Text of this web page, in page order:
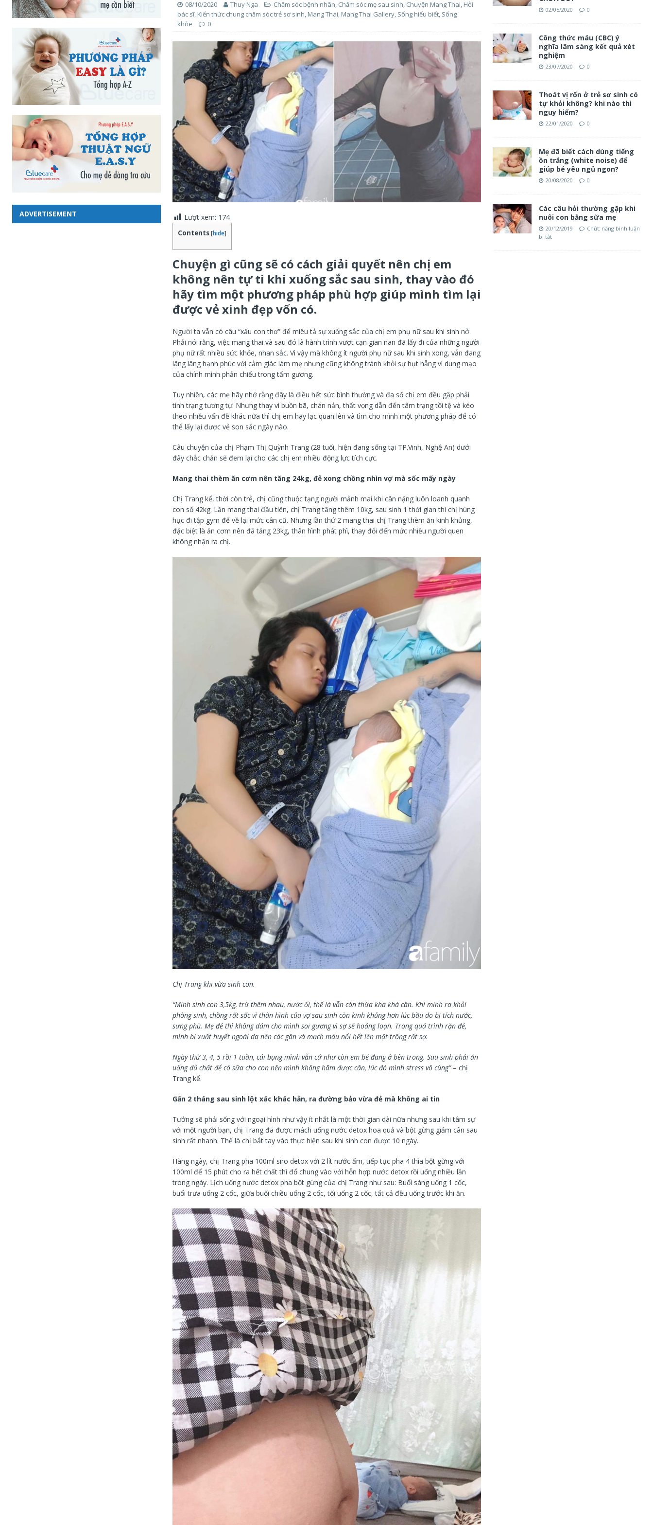
08/10/2020 Thuy Nga Chăm sóc bệnh nhân, Chăm sóc mẹ sau sinh, Chuyện Mang Thai, Hỏi
bác sĩ, Kiến thức chung chăm sóc trẻ sơ sinh, Mang Thai, Mang Thai Gallery, Sống hiểu biết, Sống
khỏe
0
Lượt xem: 174
Contents [hide]
Chuyện gì cũng sẽ có cách giải quyết nên chị em
không nên tự ti khi xuống sắc sau sinh, thay vào đó
hãy tìm một phương pháp phù hợp giúp mình tìm lại
được vẻ xinh đẹp vốn có.
Người ta vẫn có câu “xấu con thơ” để miêu tả sự xuống sắc của chị em phụ nữ sau khi sinh nở.
Phải nói rằng, việc mang thai và sau đó là hành trình vượt cạn gian nan đã lấy đi của những người
phụ nữ rất nhiều sức khỏe, nhan sắc. Vì vậy mà không ít người phụ nữ sau khi sinh xong, vẫn đang
lâng lâng hạnh phúc với cảm giác làm mẹ nhưng cũng không tránh khỏi sự hụt hẫng vì dung mạo
của chính mình phản chiếu trong tấm gương.
Tuy nhiên, các mẹ hãy nhớ rằng đây là điều hết sức bình thường và đa số chị em đều gặp phải
tình trạng tương tự. Nhưng thay vì buồn bã, chán nản, thất vọng dẫn đến tâm trạng tồi tệ và kéo
theo nhiều vấn đề khác nữa thì chị em hãy lạc quan lên và tìm cho mình một phương pháp để có
thể lấy lại được vẻ son sắc ngày nào.
Câu chuyện của chị Phạm Thị Quỳnh Trang (28 tuổi, hiện đang sống tại TP.Vinh, Nghệ An) dưới
đây chắc chắn sẽ đem lại cho các chị em nhiều động lực tích cực.
Mang thai thèm ăn cơm nên tăng 24kg, đẻ xong chồng nhìn vợ mà sốc mấy ngày
Chị Trang kể, thời còn trẻ, chị cũng thuộc tạng người mảnh mai khi cân nặng luôn loanh quanh
con số 42kg. Lần mang thai đầu tiên, chị Trang tăng thêm 10kg, sau sinh 1 thời gian thì chị hùng
hục đi tập gym để về lại mức cân cũ. Nhưng lần thứ 2 mang thai chị Trang thèm ăn kinh khủng,
đặc biệt là ăn cơm nên đã tăng 23kg, thân hình phát phì, thay đổi đến mức nhiều người quen
không nhận ra chị.
Chị Trang khi vừa sinh con.
“Mình sinh con 3,5kg, trừ thêm nhau, nước ối, thế là vẫn còn thừa kha khá cân. Khi mình ra khỏi
phòng sinh, chồng rất sốc vì thân hình của vợ sau sinh còn kinh khủng hơn lúc bầu do bị tích nước,
sưng phù. Mẹ đẻ thì không dám cho mình soi gương vì sợ sẽ hoảng loạn. Trong quá trình rặn đẻ,
mình bị xuất huyết ngoài da nên các gân và mạch máu nổi hết lên mặt trông rất sợ.
Ngày thứ 3, 4, 5 rồi 1 tuần, cái bụng mình vẫn cứ như còn em bé đang ở bên trong. Sau sinh phải ăn
uống đủ chất để có sữa cho con nên mình không hãm được cân, lúc đó mình stress vô cùng”– chị
Trang kể.
Gấn 2 tháng sau sinh lột xác khác hẳn, ra đường bảo vừa đẻ mà không ai tin
Tưởng sẽ phải sống với ngoại hình như vậy ít nhất là một thời gian dài nữa nhưng sau khi tâm sự
với một người bạn, chị Trang đã được mách uống nước detox hoa quả và bột gừng giảm cân sau
sinh rất nhanh. Thế là chị bắt tay vào thực hiện sau khi sinh con được 10 ngày.
Hàng ngày, chị Trang pha 100ml siro detox với 2 lít nước ấm, tiếp tục pha 4 thìa bột gừng với
100ml để 15 phút cho ra hết chất thì đổ chung vào với hỗn hợp nước detox rồi uống nhiều lần
trong ngày. Lịch uống nước detox pha bột gừng của chị Trang như sau: Buổi sáng uống 1 cốc,
buổi trưa uống 2 cốc, giữa buổi chiều uống 2 cốc, tối uống 2 cốc, tất cả đều uống trước khi ăn.
ADVERTISEMENT
02/05/2020 0
Công thức máu (CBC) ý
nghĩa lâm sàng kết quả xét
nghiệm
23/07/2020 0
Thoát vị rốn ở trẻ sơ sinh có
tự khỏi không? khi nào thì
nguy hiểm?
22/01/2020 0
Mẹ đã biết cách dùng tiếng
ồn trắng (white noise) để
giúp bé yêu ngủ ngon?
20/08/2020 0
Các câu hỏi thường gặp khi
nuôi con bằng sữa mẹ
20/12/2019
Chức năng bình luận
bị tắt